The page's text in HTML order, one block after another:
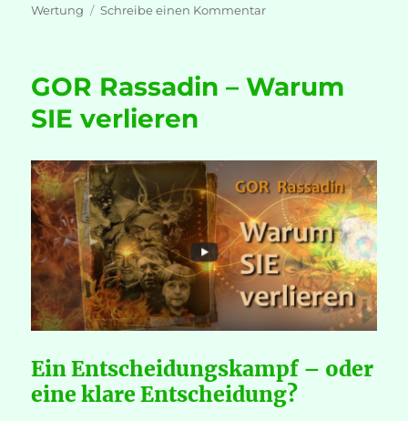
Wertung
Schreibe einen Kommentarzu
mit
und
Bewertung
GOR Rassadin – Warum
SIE verlieren
Ein Entscheidungskampf – oder
eine klare Entscheidung?